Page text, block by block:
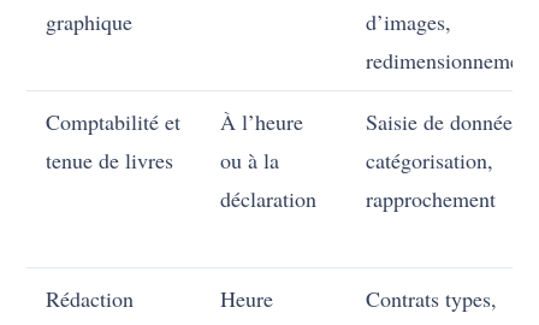
graphique
d’images,
redimensionnement
Comptabilité et
tenue de livres
À l’heure
ou à la
déclaration
Saisie de données,
catégorisation,
rapprochement
Rédaction
Heure
Contrats types,